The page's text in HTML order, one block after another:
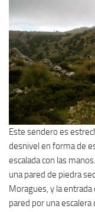
Este sendero es
desnivel en forma de
escalada con las
una pared de piedra
Moragues, y la
pared por una